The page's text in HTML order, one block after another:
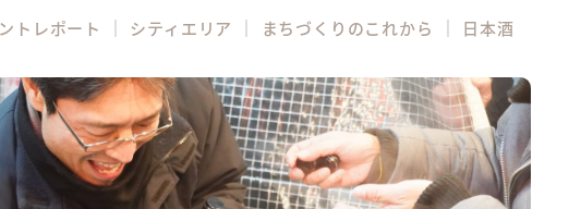
トレポート ｜ シティエリア ｜ まちづくりのこれから ｜ 日本酒